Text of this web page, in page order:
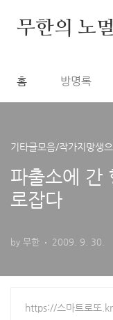
무한의 노
홈 방명록
기타글모음/작가지망생으
파출소에 간
로잡다
by 무한 2009. 9. 30.
https://스마트로또.kr